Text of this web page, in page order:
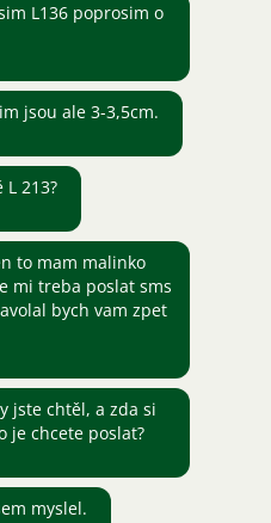
L136 poprosim o
jsou ale 3-3,5cm.
213?
to mam malinko
mi treba poslat sms
bych vam zpet
jste chtěl, a zda si
je chcete poslat?
myslel.